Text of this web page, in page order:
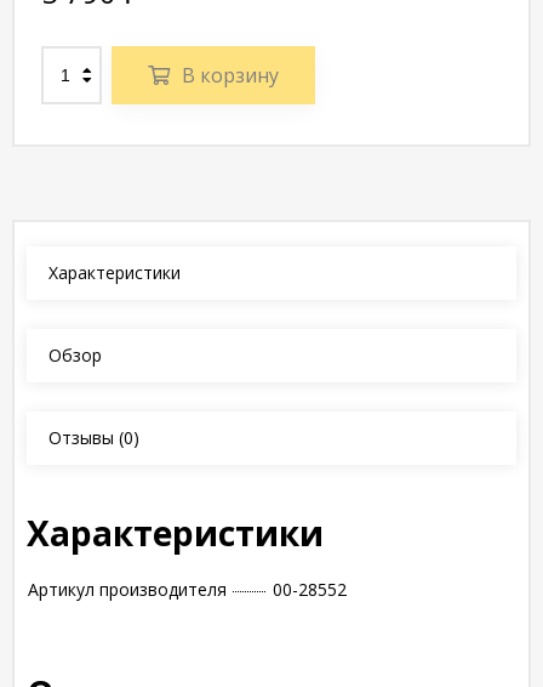
В корзину
Характеристики
Обзор
Отзывы (0)
Характеристики
Артикул производителя 00-28552